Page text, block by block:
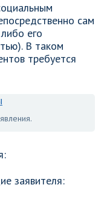
сам
его
В таком
требуется
заявителя: